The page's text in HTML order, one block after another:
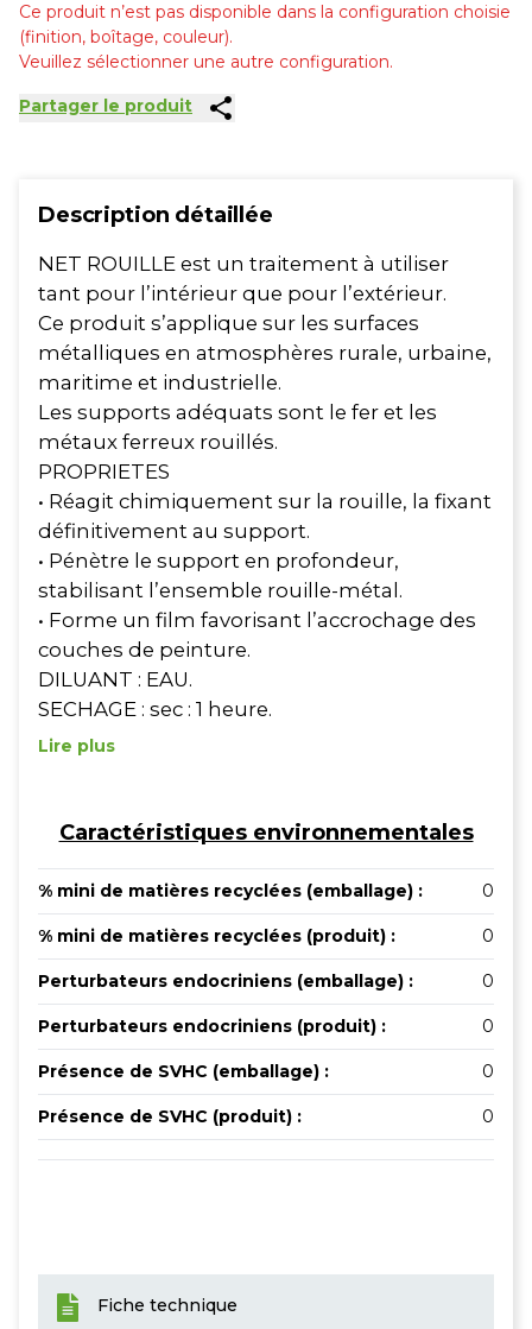
Ce produit n’est pas disponible dans la configuration choisie
(finition, boîtage, couleur).
Veuillez sélectionner une autre configuration.
Partager le produit share
Description détaillée
NET ROUILLE est un traitement à utiliser
tant pour l’intérieur que pour l’extérieur.
Ce produit s’applique sur les surfaces
métalliques en atmosphères rurale, urbaine,
maritime et industrielle.
Les supports adéquats sont le fer et les
métaux ferreux rouillés.
PROPRIETES
• Réagit chimiquement sur la rouille, la fixant
définitivement au support.
• Pénètre le support en profondeur,
stabilisant l’ensemble rouille-métal.
• Forme un film favorisant l’accrochage des
couches de peinture.
DILUANT : EAU.
SECHAGE : sec : 1 heure.
Lire plus
Caractéristiques environnementales
% mini de matières recyclées (emballage) : 0
% mini de matières recyclées (produit) : 0
Perturbateurs endocriniens (emballage) : 0
Perturbateurs endocriniens (produit) : 0
Présence de SVHC (emballage) : 0
Présence de SVHC (produit) : 0
Fiche technique